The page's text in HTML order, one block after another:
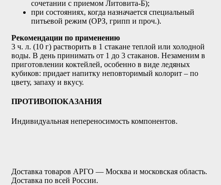
сочетании с приемом Литовита-Б);
при состояниях, когда назначается специальный
питьевой режим (ОРЗ, грипп и проч.).
Рекомендации по применению
3 ч. л. (10 г) растворить в 1 стакане теплой или холодной
воды. В день принимать от 1 до 3 стаканов. Незаменим в
приготовлении коктейлей, особенно в виде ледяных
кубиков: придает напитку неповторимый колорит – по
цвету, запаху и вкусу.
ПРОТИВОПОКАЗАНИЯ
Индивидуальная непереносимость компонентов.
Доставка товаров АРГО — Москва и московская область.
Доставка по всей России.